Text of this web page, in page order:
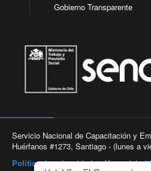
Gobierno Transparente
Servicio Nacional de Capacitación y
Huérfanos #1273, Santiago - (lunes a
Política de privacidad|Mapa del